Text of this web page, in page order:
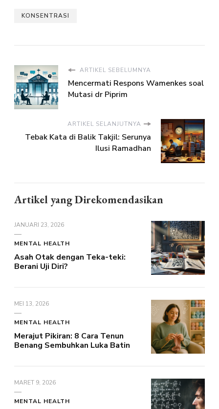
KONSENTRASI
ARTIKEL SEBELUMNYA
Mencermati Respons Wamenkes soal
Mutasi dr Piprim
ARTIKEL SELANJUTNYA
Tebak Kata di Balik Takjil: Serunya
Ilusi Ramadhan
Artikel yang Direkomendasikan
JANUARI 23, 2026
MENTAL HEALTH
Asah Otak dengan Teka-teki:
Berani Uji Diri?
MEI 13, 2026
MENTAL HEALTH
Merajut Pikiran: 8 Cara Tenun
Benang Sembuhkan Luka Batin
MARET 9, 2026
MENTAL HEALTH